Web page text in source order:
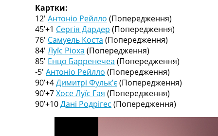
Таблиці
Чемпіонат Світу. Турнирні таблиці
Таблиця УПЛ
Перша Ліга
Таблиця АПЛ
Таблиця Ла Ліги
Таблиця Ліги Чемпіонів
Всі таблиці >>>
Рейтинги
Рейтинг країн УЄФА
Картки:
12′ Антоніо Рейлло (Попередження)
45’+1 Сергія Дардер (Попередження)
76′ Самуель Коста (Попередження)
84′ Луїс Ріоха (Попередження)
85′ Енцо Барренечеа (Попередження)
-5′ Антоніо Рейлло (Попередження)
90’+4Димитрі Фульк’є(Попередження)
90’+7Хосе Луїс Гая (Попередження)
90’+10Дані Родрігес (Попередження)